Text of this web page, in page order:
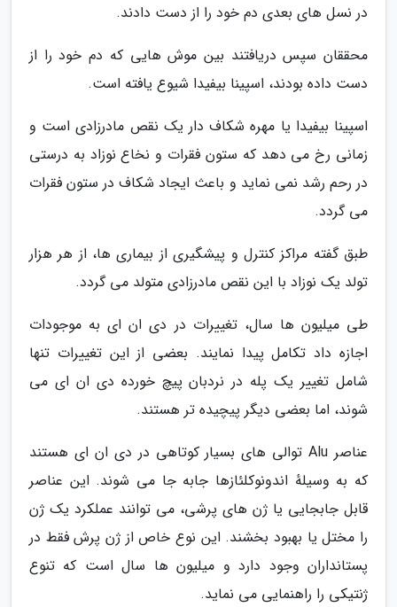
در نسل های بعدی دم خود را از دست دادند.
محققان سپس دریافتند بین موش هایی که دم خود را از
دست داده بودند، اسپینا بیفیدا شیوع یافته است.
اسپینا بیفیدا یا مهره شکاف دار یک نقص مادرزادی است و
زمانی رخ می دهد که ستون فقرات و نخاع نوزاد به درستی
در رحم رشد نمی نماید و باعث ایجاد شکاف در ستون فقرات
می گردد.
طبق گفته مراکز کنترل و پیشگیری از بیماری ها، از هر هزار
تولد یک نوزاد با این نقص مادرزادی متولد می گردد.
طی میلیون ها سال، تغییرات در دی ان ای به موجودات
اجازه داد تکامل پیدا نمایند. بعضی از این تغییرات تنها
شامل تغییر یک پله در نردبان پیچ خورده دی ان ای می
شوند، اما بعضی دیگر پیچیده تر هستند.
عناصر Alu توالی های بسیار کوتاهی در دی ان ای هستند
که به وسیلهٔ اندونوکلئازها جابه جا می شوند. این عناصر
قابل جابجایی یا ژن های پرشی، می توانند عملکرد یک ژن
را مختل یا بهبود بخشند. این نوع خاص از ژن پرش فقط در
پستانداران وجود دارد و میلیون ها سال است که تنوع
ژنتیکی را راهنمایی می نماید.